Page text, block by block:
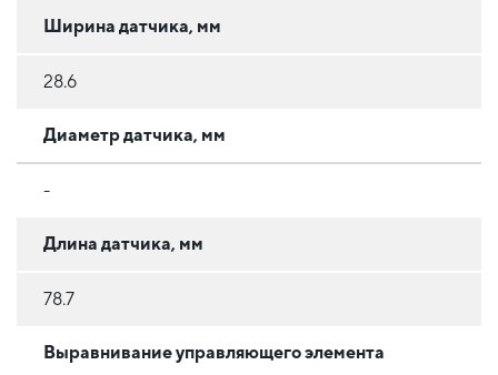
Ширина датчика, мм
28.6
Диаметр датчика, мм
-
Длина датчика, мм
78.7
Выравнивание управляющего элемента